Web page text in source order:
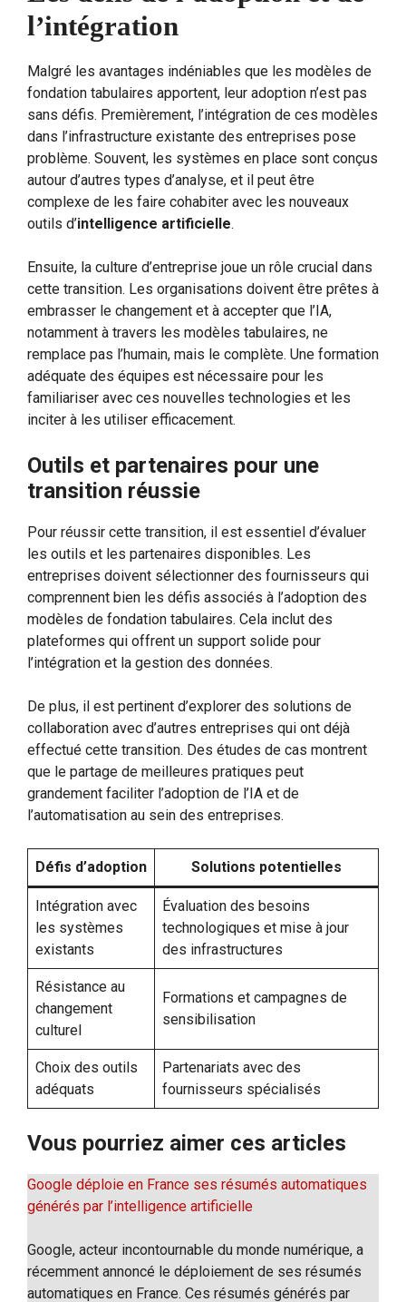
l’intégration
Malgré les avantages indéniables que les modèles de
fondation tabulaires apportent, leur adoption n’est pas
sans défis. Premièrement, l’intégration de ces modèles
dans l’infrastructure existante des entreprises pose
problème. Souvent, les systèmes en place sont conçus
autour d’autres types d’analyse, et il peut être
complexe de les faire cohabiter avec les nouveaux
outils d’intelligence artificielle.
Ensuite, la culture d’entreprise joue un rôle crucial dans
cette transition. Les organisations doivent être prêtes à
embrasser le changement et à accepter que l’IA,
notamment à travers les modèles tabulaires, ne
remplace pas l’humain, mais le complète. Une formation
adéquate des équipes est nécessaire pour les
familiariser avec ces nouvelles technologies et les
inciter à les utiliser efficacement.
Outils et partenaires pour une
transition réussie
Pour réussir cette transition, il est essentiel d’évaluer
les outils et les partenaires disponibles. Les
entreprises doivent sélectionner des fournisseurs qui
comprennent bien les défis associés à l’adoption des
modèles de fondation tabulaires. Cela inclut des
plateformes qui offrent un support solide pour
l’intégration et la gestion des données.
De plus, il est pertinent d’explorer des solutions de
collaboration avec d’autres entreprises qui ont déjà
effectué cette transition. Des études de cas montrent
que le partage de meilleures pratiques peut
grandement faciliter l’adoption de l’IA et de
l’automatisation au sein des entreprises.
Défis d’adoption Solutions potentielles
Intégration avec
les systèmes
existants
Évaluation des besoins
technologiques et mise à jour
des infrastructures
Résistance au
changement
culturel
Formations et campagnes de
sensibilisation
Choix des outils
adéquats
Partenariats avec des
fournisseurs spécialisés
Vous pourriez aimer ces articles
Google déploie en France ses résumés automatiques
générés par l’intelligence artificielle
Google, acteur incontournable du monde numérique, a
récemment annoncé le déploiement de ses résumés
automatiques en France. Ces résumés générés par